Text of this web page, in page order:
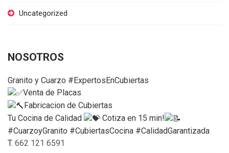
Uncategorized
NOSOTROS
Granito y Cuarzo #ExpertosEnCubiertas
Venta de Placas
Fabricacion de Cubiertas
Tu Cocina de Calidad
Cotiza en 15 min!
#CuarzoyGranito #CubiertasCocina #CalidadGarantizada
T. 662 121 6591